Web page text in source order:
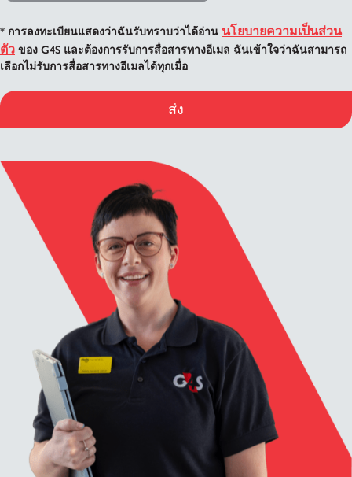
* การลงทะเบียนแสดงว่าฉันรับทราบว่าได้อ่าน นโยบายความเป็นส่วน
ตัว ของ G4S และต้องการรับการสื่อสารทางอีเมล ฉันเข้าใจว่าฉันสามารถ
เลือกไม่รับการสื่อสารทางอีเมลได้ทุกเมื่อ
ส่ง